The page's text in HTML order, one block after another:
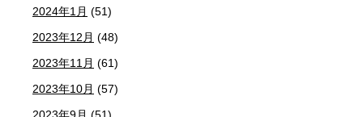
2024年1月 (51)
2023年12月 (48)
2023年11月 (61)
2023年10月 (57)
2023年9月 (51)